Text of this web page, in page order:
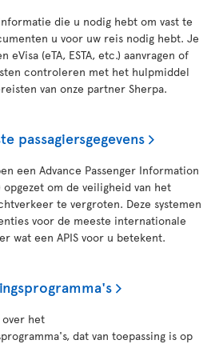
die u nodig hebt om vast te
u voor uw reis nodig hebt. Je
eVisa (eTA, ESTA, etc.) aanvragen of
controleren met het hulpmiddel
van onze partner Sherpa.
passagiersgegevens
een Advance Passenger Information
opgezet om de veiligheid van het
te vergroten. Deze systemen
voor de meeste internationale
wat een APIS voor u betekent.
het
dat van toepassing is op